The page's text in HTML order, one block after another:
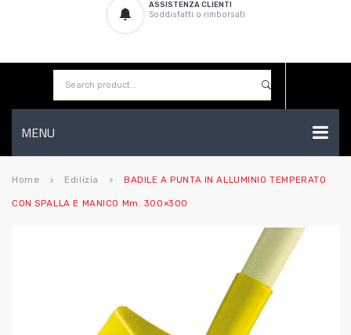
ASSISTENZA CLIENTI
Soddisfatti o rimborsati
MENU
HOME
AZIENDA
Home keyboard_arrow_right Edilizia keyboard_arrow_right BADILE A PUNTA IN ALLUMINIO TEMPERATO
CON SPALLA E MANICO Mm. 300×300